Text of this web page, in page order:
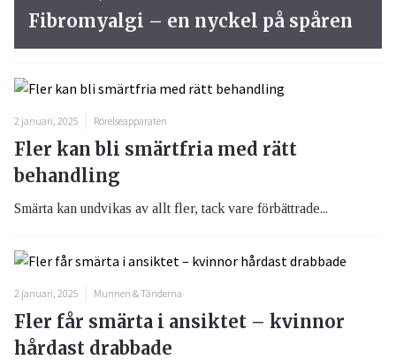
2 januari, 2025 Rörelseapparaten
Fler kan bli smärtfria med rätt
behandling
Smärta kan undvikas av allt fler, tack vare förbättrade...
2 januari, 2025 Munnen & Tänderna
Fler får smärta i ansiktet – kvinnor
hårdast drabbade
Fibromyalgi – en nyckel på spåren